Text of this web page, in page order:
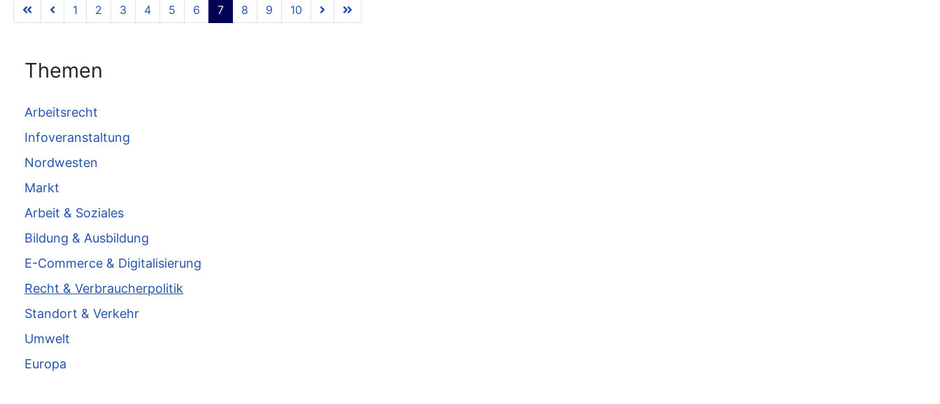
1 2 3 4 5 6 7 8 9 10
Themen
Arbeitsrecht
Infoveranstaltung
Nordwesten
Markt
Arbeit & Soziales
Bildung & Ausbildung
E-Commerce & Digitalisierung
Recht & Verbraucherpolitik
Standort & Verkehr
Umwelt
Europa